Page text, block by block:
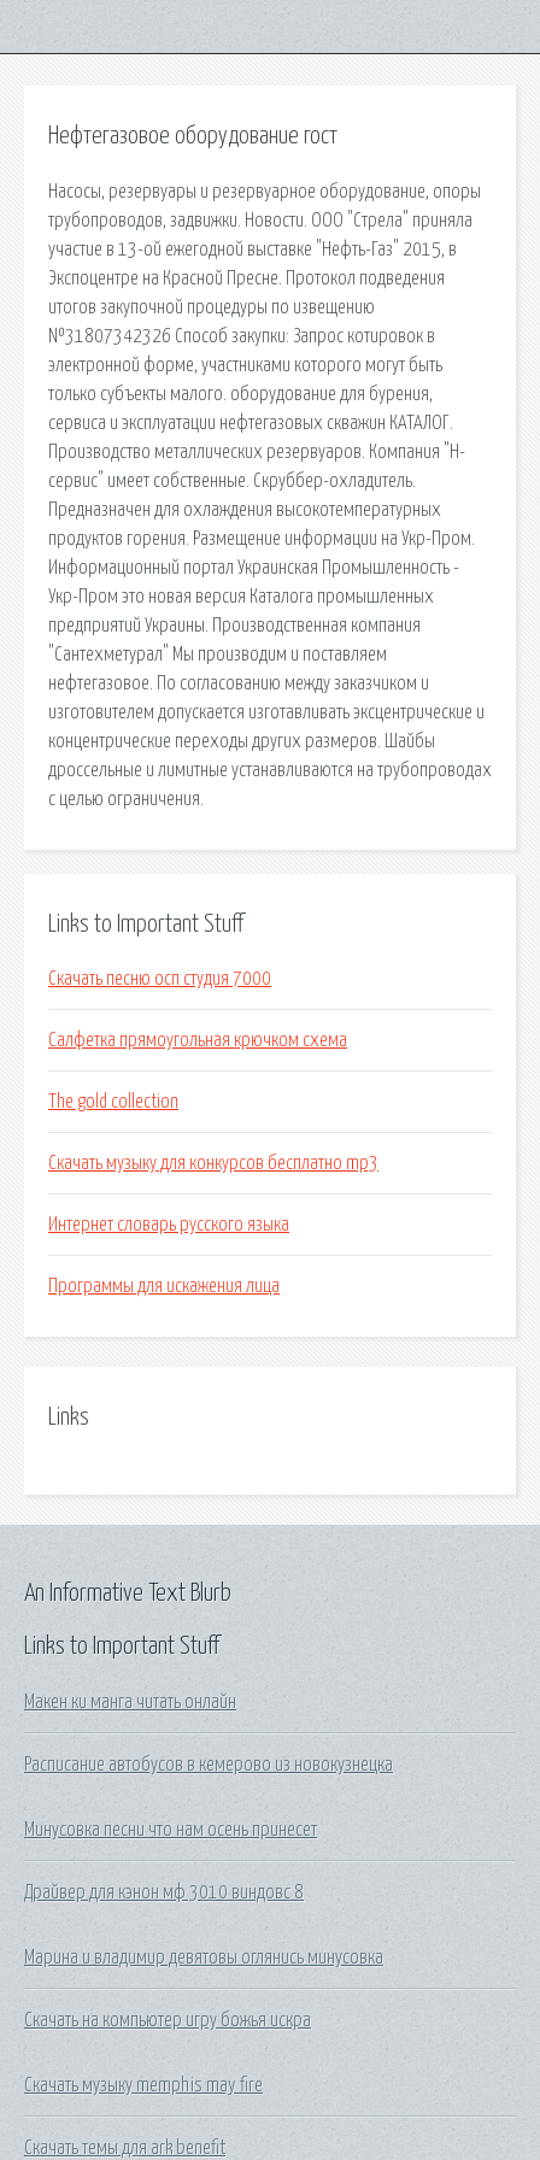
Нефтегазовое оборудование гост
Насосы, резервуары и резервуарное оборудование, опоры
трубопроводов, задвижки. Новости. ООО "Стрела" приняла
участие в 13-ой ежегодной выставке "Нефть-Газ" 2015, в
Экспоцентре на Красной Пресне. Протокол подведения
итогов закупочной процедуры по извещению
№31807342326 Способ закупки: Запрос котировок в
электронной форме, участниками которого могут быть
только субъекты малого. оборудование для бурения,
сервиса и эксплуатации нефтегазовых скважин КАТАЛОГ.
Производство металлических резервуаров. Компания "Н-
сервис" имеет собственные. Скруббер-охладитель.
Предназначен для охлаждения высокотемпературных
продуктов горения. Размещение информации на Укр-Пром.
Информационный портал Украинская Промышленность -
Укр-Пром это новая версия Каталога промышленных
предприятий Украины. Производственная компания
"Сантехметурал" Мы производим и поставляем
нефтегазовое. По согласованию между заказчиком и
изготовителем допускается изготавливать эксцентрические и
концентрические переходы других размеров. Шайбы
дроссельные и лимитные устанавливаются на трубопроводах
с целью ограничения.
Links to Important Stuff
Скачать песню осп студия 7000
Салфетка прямоугольная крючком схема
The gold collection
Скачать музыку для конкурсов бесплатно mp3
Интернет словарь русского языка
Программы для искажения лица
Links
Links to Important Stuff
Макен ки манга читать онлайн
Расписание автобусов в кемерово из новокузнецка
Минусовка песни что нам осень принесет
Драйвер для кэнон мф 3010 виндовс 8
Марина и владимир девятовы оглянись минусовка
Скачать на компьютер игру божья искра
Скачать музыку memphis may fire
Скачать темы для ark benefit
An Informative Text Blurb